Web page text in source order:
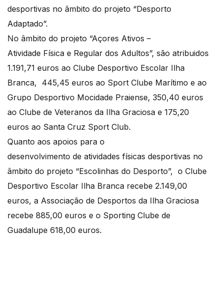
desportivas no âmbito do projeto “Desporto
Adaptado”.
No âmbito do projeto “Açores Ativos –
Atividade Física e Regular dos Adultos”, são atribuidos
1.191,71 euros ao Clube Desportivo Escolar Ilha
Branca, 445,45 euros ao Sport Clube Marítimo e ao
Grupo Desportivo Mocidade Praiense, 350,40 euros
ao Clube de Veteranos da Ilha Graciosa e 175,20
euros ao Santa Cruz Sport Club.
Quanto aos apoios para o
desenvolvimento de atividades físicas desportivas no
âmbito do projeto “Escolinhas do Desporto”, o Clube
Desportivo Escolar Ilha Branca recebe 2.149,00
euros, a Associação de Desportos da Ilha Graciosa
recebe 885,00 euros e o Sporting Clube de
Guadalupe 618,00 euros.